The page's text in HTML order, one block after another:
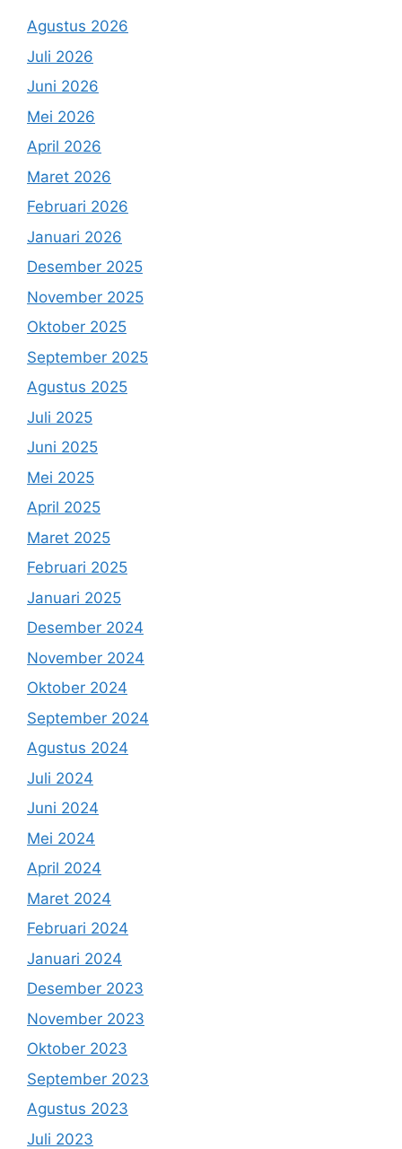
Agustus 2026
Juli 2026
Juni 2026
Mei 2026
April 2026
Maret 2026
Februari 2026
Januari 2026
Desember 2025
November 2025
Oktober 2025
September 2025
Agustus 2025
Juli 2025
Juni 2025
Mei 2025
April 2025
Maret 2025
Februari 2025
Januari 2025
Desember 2024
November 2024
Oktober 2024
September 2024
Agustus 2024
Juli 2024
Juni 2024
Mei 2024
April 2024
Maret 2024
Februari 2024
Januari 2024
Desember 2023
November 2023
Oktober 2023
September 2023
Agustus 2023
Juli 2023